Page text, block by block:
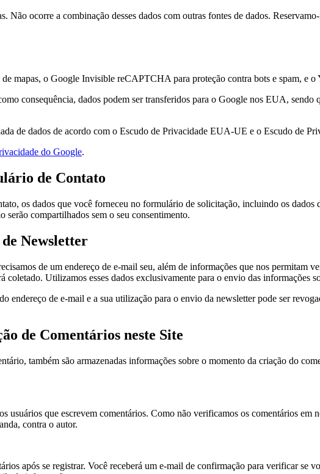
Não ocorre a combinação desses dados com outras fontes de dados.
mapas, o Google Invisible reCAPTCHA para proteção contra bots e spam, e o
consequência, dados podem ser transferidos para o Google nos EUA, sendo
de dados de acordo com o Escudo de Privacidade EUA-UE e o Escudo de
do Google.
de Contato
os dados que você forneceu no formulário de solicitação, incluindo os dados
serão compartilhados sem o seu consentimento.
Newsletter
de um endereço de e-mail seu, além de informações que nos
coletado. Utilizamos esses dados exclusivamente para o envio das informações
endereço de e-mail e a sua utilização para o envio da newsletter pode ser
de Comentários neste Site
também são armazenadas informações sobre o momento da criação do
usuários que escrevem comentários. Como não verificamos os comentários em
contra o autor.
após se registrar. Você receberá um e-mail de confirmação para verificar se